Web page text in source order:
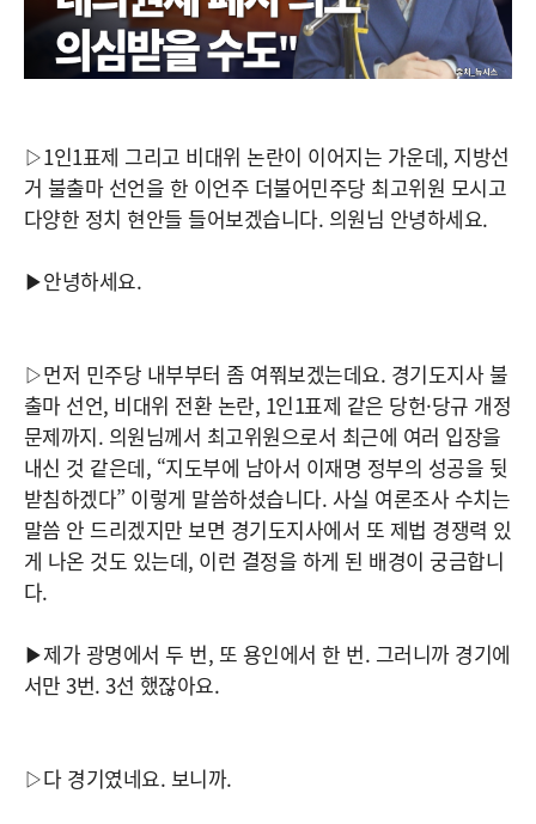
▷1인1표제 그리고 비대위 논란이 이어지는 가운데, 지방선
거 불출마 선언을 한 이언주 더불어민주당 최고위원 모시고
다양한 정치 현안들 들어보겠습니다. 의원님 안녕하세요.
▶안녕하세요.
▷먼저 민주당 내부부터 좀 여쭤보겠는데요. 경기도지사 불
출마 선언, 비대위 전환 논란, 1인1표제 같은 당헌·당규 개정
문제까지. 의원님께서 최고위원으로서 최근에 여러 입장을
내신 것 같은데, “지도부에 남아서 이재명 정부의 성공을 뒷
받침하겠다” 이렇게 말씀하셨습니다. 사실 여론조사 수치는
말씀 안 드리겠지만 보면 경기도지사에서 또 제법 경쟁력 있
게 나온 것도 있는데, 이런 결정을 하게 된 배경이 궁금합니
다.
▶제가 광명에서 두 번, 또 용인에서 한 번. 그러니까 경기에
서만 3번. 3선 했잖아요.
▷다 경기였네요. 보니까.